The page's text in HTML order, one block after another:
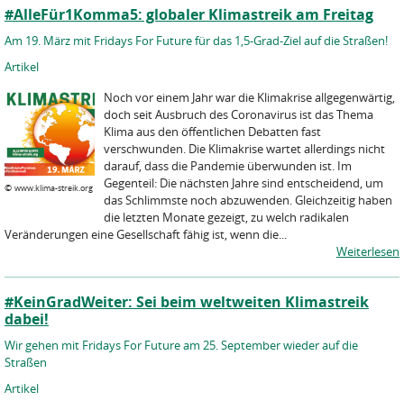
#AlleFür1Komma5: globaler Klimastreik am Freitag
Am 19. März mit Fridays For Future für das 1,5-Grad-Ziel auf die Straßen!
Artikel
© www.klima-streik.org
Noch vor einem Jahr war die Klimakrise allgegenwärtig,
doch seit Ausbruch des Coronavirus ist das Thema
Klima aus den öffentlichen Debatten fast
verschwunden. Die Klimakrise wartet allerdings nicht
darauf, dass die Pandemie überwunden ist. Im
Gegenteil: Die nächsten Jahre sind entscheidend, um
das Schlimmste noch abzuwenden. Gleichzeitig haben
die letzten Monate gezeigt, zu welch radikalen
Veränderungen eine Gesellschaft fähig ist, wenn die...
Weiterlesen
#KeinGradWeiter: Sei beim weltweiten Klimastreik
dabei!
Wir gehen mit Fridays For Future am 25. September wieder auf die
Straßen
Artikel